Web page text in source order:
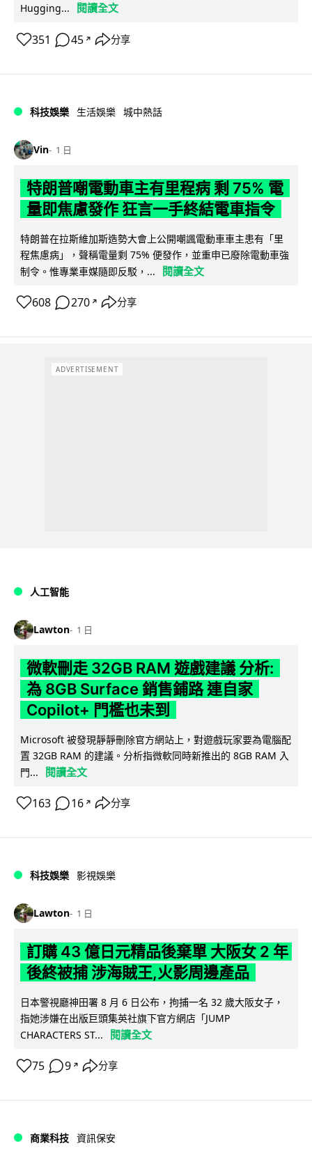
Hugging...
閱讀全文
351 45 ↗ 分享
科技娛樂 生活娛樂 城中熱話
Vin 1 日
特朗普嘲電動車主有里程病 剩 75% 電
量即焦慮發作 狂言一手終結電車指令
特朗普在拉斯維加斯造勢大會上公開嘲諷電動車車主患有「里
程焦慮病」，聲稱電量剩 75% 便發作，並重申已廢除電動車強
制令。惟專業車媒隨即反駁，...
閱讀全文
608 270 ↗ 分享
ADVERTISEMENT
人工智能
Lawton 1 日
微軟刪走 32GB RAM 遊戲建議 分析:
為 8GB Surface 銷售鋪路 連自家
Copilot+ 門檻也未到
Microsoft 被發現靜靜刪除官方網站上，對遊戲玩家要為電腦配
置 32GB RAM 的建議。分析指微軟同時新推出的 8GB RAM 入
門...
閱讀全文
163 16 ↗ 分享
科技娛樂 影視娛樂
Lawton 1 日
訂購 43 億日元精品後棄單 大阪女 2 年
後終被捕 涉海賊王,火影周邊產品
日本警視廳神田署 8 月 6 日公布，拘捕一名 32 歲大阪女子，
指她涉嫌在出版巨頭集英社旗下官方網店「JUMP
CHARACTERS ST...
閱讀全文
75 9 ↗ 分享
商業科技 資訊保安